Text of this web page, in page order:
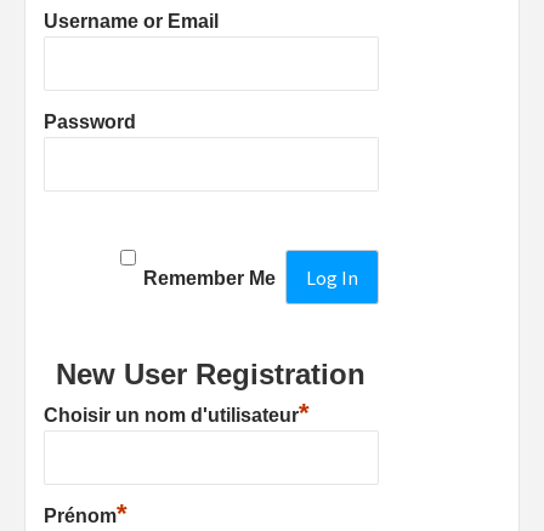
Username or Email
Password
Remember Me
New User Registration
Choisir un nom d'utilisateur*
Prénom*